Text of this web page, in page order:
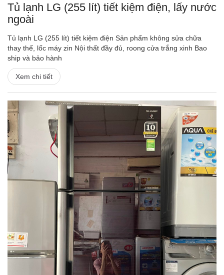
Tủ lạnh LG (255 lít) tiết kiệm điện, lấy nước
ngoài
Tủ lạnh LG (255 lít) tiết kiệm điện Sản phẩm không sửa chữa
thay thế, lốc máy zin Nội thất đầy đủ, roong cửa trắng xinh Bao
ship và bảo hành
Xem chi tiết